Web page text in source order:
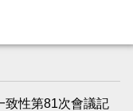
致性第81次會議記